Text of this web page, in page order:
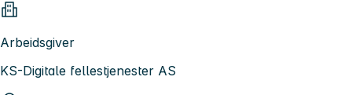
Arbeidsgiver
KS-Digitale fellestjenester AS